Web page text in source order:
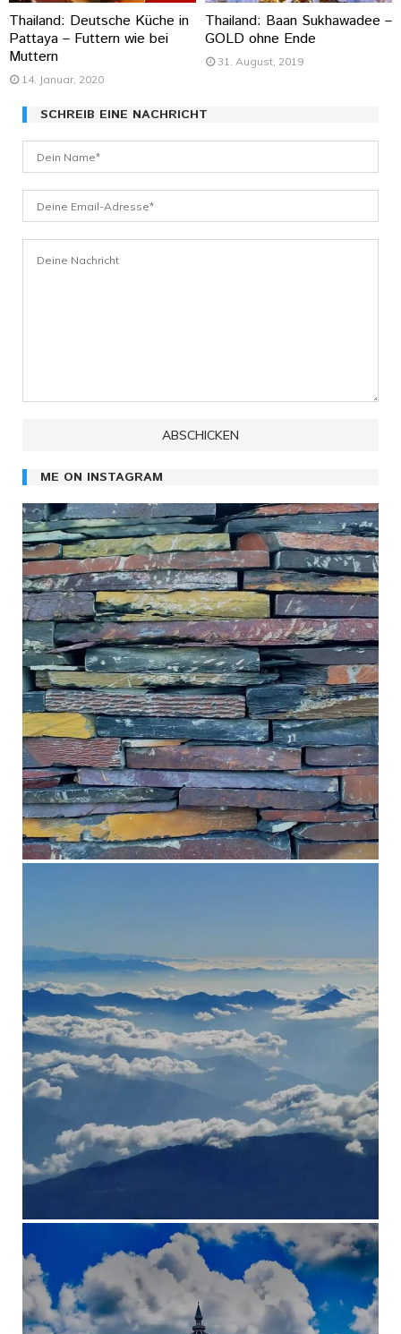
Thailand: Deutsche Küche in
Pattaya – Futtern wie bei
Muttern
14. Januar, 2020
Thailand: Baan Sukhawadee –
GOLD ohne Ende
31. August, 2019
SCHREIB EINE NACHRICHT
ME ON INSTAGRAM